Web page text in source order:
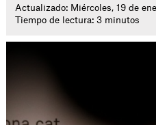
Actualizado: Miércoles, 19 de
Tiempo de lectura: 3 minutos